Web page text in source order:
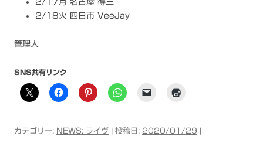
2/17月 名古屋 得三
2/18火 四日市 VeeJay
管理人
SNS共有リンク
カテゴリー: NEWS: ライヴ | 投稿日: 2020/01/29